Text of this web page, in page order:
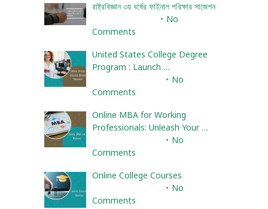
রাষ্ট্রবিজ্ঞান ৩য় বর্ষের ফাইনাল পরিক্ষার সাজেশন
No
Comments
United States College Degree
Program : Launch …
No
Comments
Online MBA for Working
Professionals: Unleash Your …
No
Comments
Online College Courses
No
Comments